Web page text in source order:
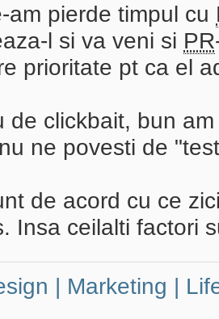
am pierde timpul cu
l si va veni si PR
prioritate pt ca el
de clickbait, bun
ne povesti de
de acord cu ce
Insa ceilalti factori
| Marketing |